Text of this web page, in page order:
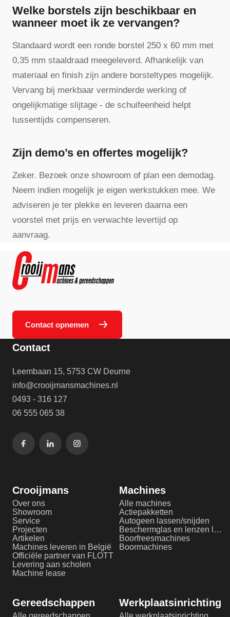
Welke borstels zijn beschikbaar en
wanneer moet ik ze vervangen?
Standaard wordt een ronde borstel 250 x 60 mm met
0,35 mm staaldraad meegeleverd. Afhankelijk van
materiaal en finish zijn andere borsteltypes mogelijk.
Vervang bij merkbaar verminderde werking of
ongelijkmatige slijtage - de schuifeenheid helpt
tussentijds compenseren.
Zijn demo’s en offertes mogelijk?
Zeker. Bezoek onze showroom of plan een demodag.
Neem indien mogelijk je eigen werkstukken mee. We
adviseren je ter plekke en leveren daarna een
voorstel met prijs en verwachte levertijd op
aanvraag.
Contact opnemen
Contact
Leembaan 15, 5753 CW Deurne
info@crooijmansmachines.nl
0493 - 316 127
06 555 065 38
Crooijmans
Over ons
Showroom
Service
Projecten
Artikelen
Machines leveren in België
Officiële partner van FLOTT
Levering aan scholen
Machine lease
Machines
Alle machines
Actiepakketten
Autogeen lassen/snijden
Beschermglas en lenzen laserlassen
Boorfreesmachines
Boormachines
Gereedschappen Werkplaatsinrichting